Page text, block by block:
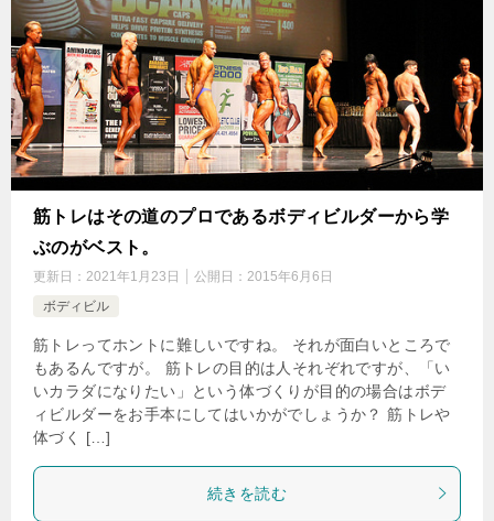
筋トレはその道のプロであるボディビルダーから学
ぶのがベスト。
更新日： 2021年1月23日 公開日： 2015年6月6日
ボディビル
筋トレってホントに難しいですね。 それが面白いところで
もあるんですが。 筋トレの目的は人それぞれですが、「い
いカラダになりたい」という体づくりが目的の場合はボデ
ィビルダーをお手本にしてはいかがでしょうか？ 筋トレや
体づく […]
続きを読む